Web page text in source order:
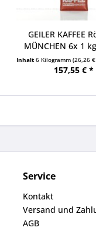
GEILER KAFFEE
MÜNCHEN 6x 1
Beutel
Inhalt 6 Kilogramm (26,26 € *
157,55 € *
Service
Kontakt
Versand und
AGB